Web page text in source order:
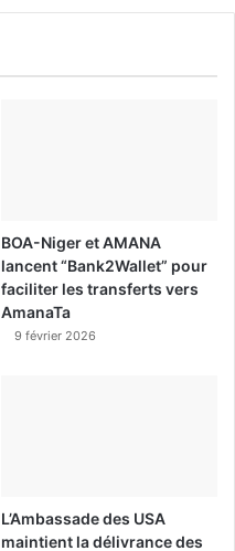
BOA-Niger et AMANA
lancent “Bank2Wallet” pour
faciliter les transferts vers
AmanaTa
9 février 2026
L’Ambassade des USA
maintient la délivrance des